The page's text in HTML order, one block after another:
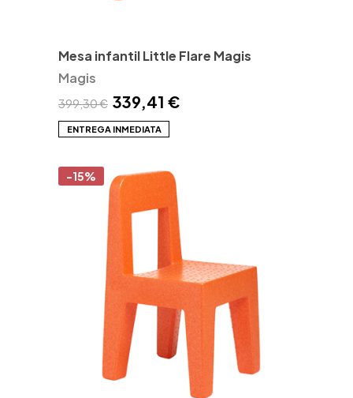
Mesa infantil Little Flare Magis
Magis
399,30 € 339,41 €
ENTREGA INMEDIATA
-15%